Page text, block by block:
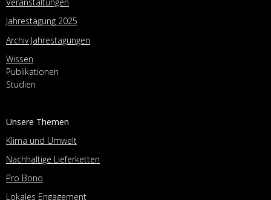
Jahrestagung 2025
Archiv Jahrestagungen
Wissen
Publikationen
Studien
Unsere Themen
Klima und Umwelt
Nachhaltige Lieferketten
Pro Bono
Lokales Engagement